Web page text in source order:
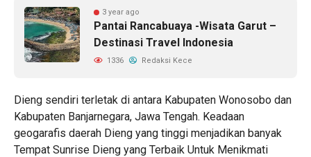
3 year ago
Pantai Rancabuaya -Wisata Garut –
Destinasi Travel Indonesia
1336 Redaksi Kece
Dieng sendiri terletak di antara Kabupaten Wonosobo dan
Kabupaten Banjarnegara, Jawa Tengah. Keadaan
geogarafis daerah Dieng yang tinggi menjadikan banyak
Tempat Sunrise Dieng yang Terbaik Untuk Menikmati